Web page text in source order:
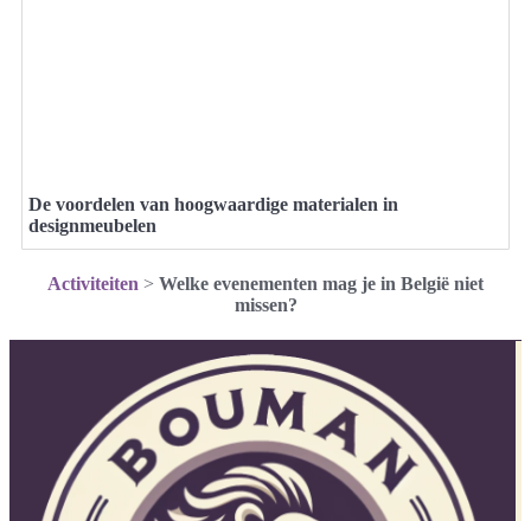
De voordelen van hoogwaardige materialen in
designmeubelen
Activiteiten > Welke evenementen mag je in België niet
missen?